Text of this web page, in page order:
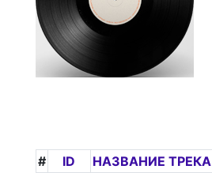
# ID НАЗВАНИЕ ТРЕКА